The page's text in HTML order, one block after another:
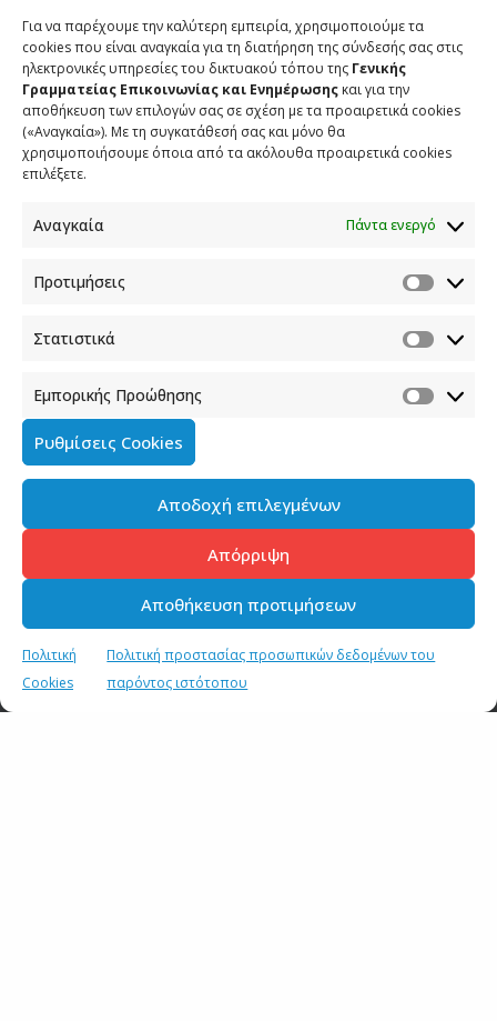
Για να παρέχουμε την καλύτερη εμπειρία, χρησιμοποιούμε τα
cookies που είναι αναγκαία για τη διατήρηση της σύνδεσής σας στις
ηλεκτρονικές υπηρεσίες του δικτυακού τόπου της Γενικής
Γραμματείας Επικοινωνίας και Ενημέρωσης και για την
αποθήκευση των επιλογών σας σε σχέση με τα προαιρετικά cookies
(«Αναγκαία»). Με τη συγκατάθεσή σας και μόνο θα
χρησιμοποιήσουμε όποια από τα ακόλουθα προαιρετικά cookies
επιλέξετε.
Αναγκαία Πάντα ενεργό
Προτιμήσεις
Στατιστικά
Εμπορικής Προώθησης
Ρυθμίσεις Cookies
Αποδοχή επιλεγμένων
Απόρριψη
Αποθήκευση προτιμήσεων
Πολιτική
Cookies
Πολιτική προστασίας προσωπικών δεδομένων του
παρόντος ιστότοπου
και δημοσίευσε μεγάλο αριθμό σχετικών αναρτήσεων
σε Facebook, Twitter και Instagram. Επιπλέον
συμπεριέλαβε στο μηνιαίο δελτίο που εκδίδει ειδικό
αφιέρωμα για την παρουσία της Ελλάδας στο WTM.
ΕΤΙΚΕΤΕΣ
SHARE
SHARE
ΣΧΕΤΙΚΑ ΑΡΘΡΑ
Ενημέρωση των πολιτικών συντακτών και των
ανταποκριτών ξένου Τύπου (15/11/2021)
15 ΝΟΕΜΒΡΙΟΥ 2021
2 ΑΠΡΙΛΙΟΥ 2019